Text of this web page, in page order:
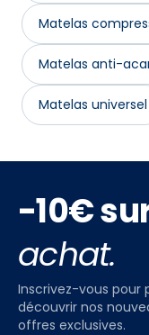
Matelas
Matelas anti-
Matelas universel
-10€
achat.
Inscrivez-vous pour
découvrir nos
offres exclusives.